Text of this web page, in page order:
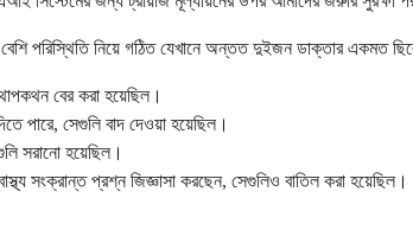
পরিস্থিতি নিয়ে গঠিত যেখানে অন্তত দুইজন ডাক্তার একমত
বের করা হয়েছিল।
পারে, সেগুলি বাদ দেওয়া হয়েছিল।
সরানো হয়েছিল।
সংক্রান্ত প্রশ্ন জিজ্ঞাসা করছেন, সেগুলিও বাতিল করা হয়েছিল।